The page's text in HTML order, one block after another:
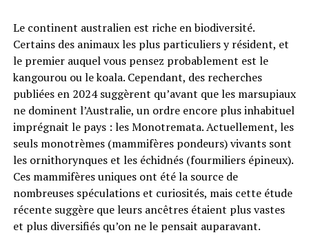
Le continent australien est riche en biodiversité.
Certains des animaux les plus particuliers y résident, et
le premier auquel vous pensez probablement est le
kangourou ou le koala. Cependant, des recherches
publiées en 2024 suggèrent qu’avant que les marsupiaux
ne dominent l’Australie, un ordre encore plus inhabituel
imprégnait le pays : les Monotremata. Actuellement, les
seuls monotrèmes (mammifères pondeurs) vivants sont
les ornithorynques et les échidnés (fourmiliers épineux).
Ces mammifères uniques ont été la source de
nombreuses spéculations et curiosités, mais cette étude
récente suggère que leurs ancêtres étaient plus vastes
et plus diversifiés qu’on ne le pensait auparavant.